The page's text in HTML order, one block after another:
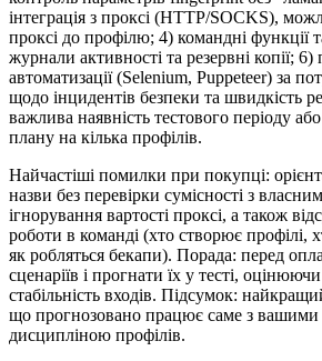
інтеграція з проксі (HTTP/SOCKS),
проксі до профілю; 4) командні функції
журнали активності та резервні копії;
автоматизації (Selenium, Puppeteer) за
щодо інцидентів безпеки та швидкість
важлива наявність тестового періоду
плану на кілька профілів.
Найчастіші помилки при покупці:
назви без перевірки сумісності з
ігнорування вартості проксі, а також
роботи в команді (хто створює профілі,
як робляться бекапи). Порада: перед
сценаріїв і прогнати їх у тесті,
стабільність входів. Підсумок:
що прогнозовано працює саме з
дисципліною профілів.